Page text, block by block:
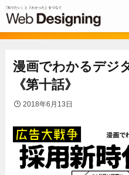
漫画でわかるデジ
《第十話》
2018年6月13日